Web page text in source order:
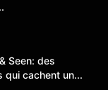
Seen: des
qui cachent un...